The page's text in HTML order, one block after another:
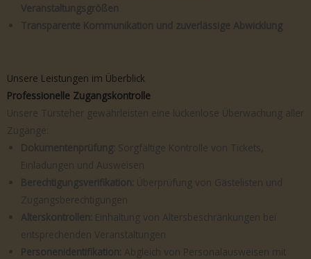
Veranstaltungsgrößen
Transparente Kommunikation und zuverlässige Abwicklung
Unsere Leistungen im Überblick
Professionelle Zugangskontrolle
Unsere Türsteher gewährleisten eine lückenlose Überwachung aller
Zugänge:
Dokumentenprüfung: Sorgfältige Kontrolle von Tickets,
Einladungen und Ausweisen
Berechtigungsverifikation: Überprüfung von Gästelisten und
Zugangsberechtigungen
Alterskontrollen: Einhaltung von Altersbeschränkungen bei
entsprechenden Veranstaltungen
Personenidentifikation: Abgleich von Personalausweisen mit